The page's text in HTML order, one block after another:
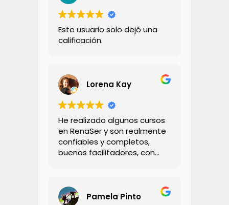
Este usuario solo dejó una
calificación.
Lorena Kay
He realizado algunos cursos
en RenaSer y son realmente
confiables y completos,
buenos facilitadores, con
Pamela Pinto